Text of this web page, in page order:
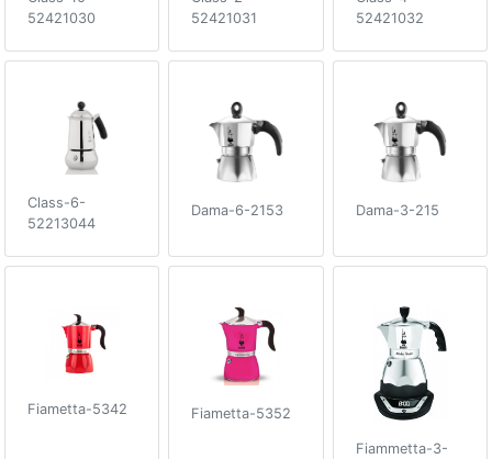
52421030
52421031
52421032
Class-6-
52213044
Dama-6-2153 Dama-3-215
Fiametta-5342 Fiametta-5352
Fiammetta-3-